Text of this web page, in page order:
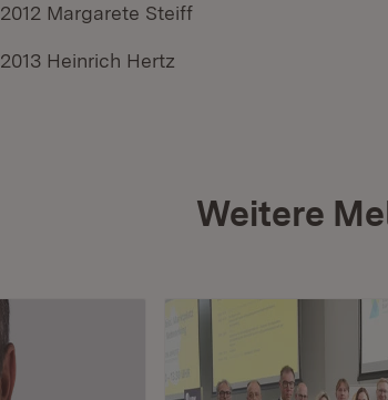
2012 Margarete Steiff
2013 Heinrich Hertz
Weitere